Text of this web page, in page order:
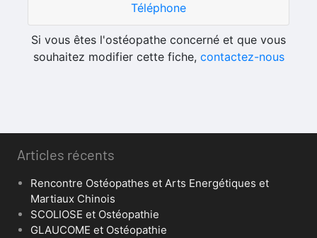
Téléphone
Si vous êtes l'ostéopathe concerné et que vous
souhaitez modifier cette fiche, contactez-nous
Articles récents
Rencontre Ostéopathes et Arts Energétiques et
Martiaux Chinois
SCOLIOSE et Ostéopathie
GLAUCOME et Ostéopathie